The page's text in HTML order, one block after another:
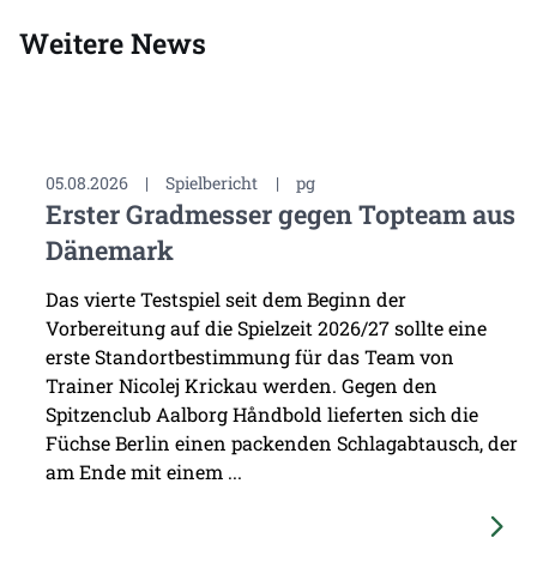
Weitere News
05.08.2026 | Spielbericht | pg
Erster Gradmesser gegen Topteam aus
Dänemark
Das vierte Testspiel seit dem Beginn der
Vorbereitung auf die Spielzeit 2026/27 sollte eine
erste Standortbestimmung für das Team von
Trainer Nicolej Krickau werden. Gegen den
Spitzenclub Aalborg Håndbold lieferten sich die
Füchse Berlin einen packenden Schlagabtausch, der
am Ende mit einem ...